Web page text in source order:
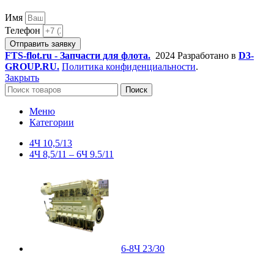
Имя
Телефон
Отправить заявку
FTS-flot.ru - Запчасти для флота. 2024 Разработано в D3-
GROUP.RU. Политика конфиденциальности.
Закрыть
Поиск
Меню
Категории
4Ч 10,5/13
4Ч 8,5/11 – 6Ч 9.5/11
6-8Ч 23/30